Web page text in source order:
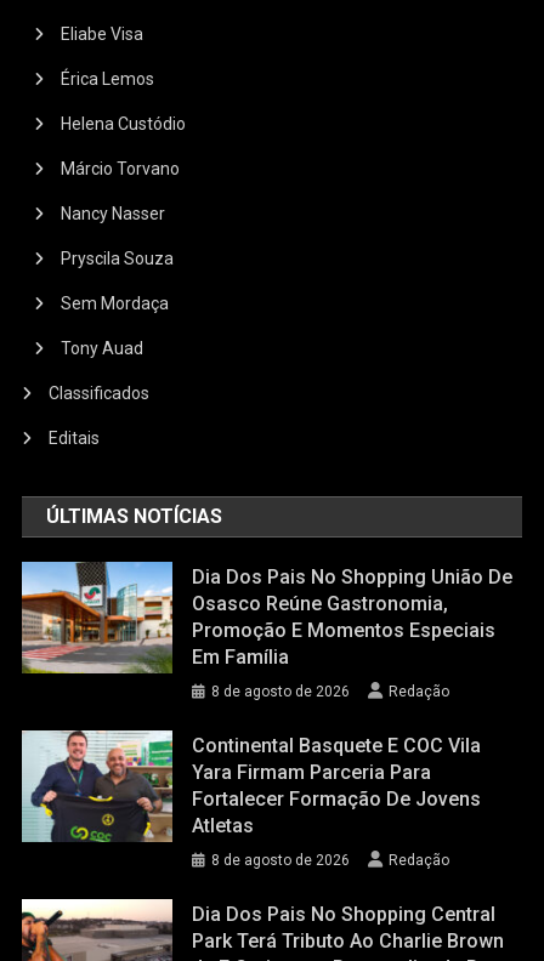
Eliabe Visa
Érica Lemos
Helena Custódio
Márcio Torvano
Nancy Nasser
Pryscila Souza
Sem Mordaça
Tony Auad
Classificados
Editais
ÚLTIMAS NOTÍCIAS
Dia Dos Pais No Shopping União De
Osasco Reúne Gastronomia,
Promoção E Momentos Especiais
Em Família
8 de agosto de 2026 Redação
Continental Basquete E COC Vila
Yara Firmam Parceria Para
Fortalecer Formação De Jovens
Atletas
8 de agosto de 2026 Redação
Dia Dos Pais No Shopping Central
Park Terá Tributo Ao Charlie Brown